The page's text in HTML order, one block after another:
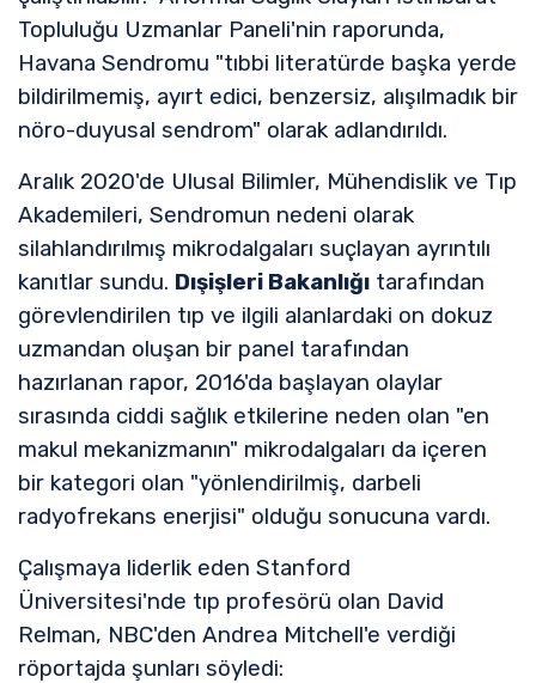
Topluluğu Uzmanlar Paneli'nin raporunda,
Havana Sendromu "tıbbi literatürde başka yerde
bildirilmemiş, ayırt edici, benzersiz, alışılmadık bir
nöro-duyusal sendrom" olarak adlandırıldı.
Aralık 2020'de Ulusal Bilimler, Mühendislik ve Tıp
Akademileri, Sendromun nedeni olarak
silahlandırılmış mikrodalgaları suçlayan ayrıntılı
kanıtlar sundu. Dışişleri Bakanlığı tarafından
görevlendirilen tıp ve ilgili alanlardaki on dokuz
uzmandan oluşan bir panel tarafından
hazırlanan rapor, 2016'da başlayan olaylar
sırasında ciddi sağlık etkilerine neden olan "en
makul mekanizmanın" mikrodalgaları da içeren
bir kategori olan "yönlendirilmiş, darbeli
radyofrekans enerjisi" olduğu sonucuna vardı.
Çalışmaya liderlik eden Stanford
Üniversitesi'nde tıp profesörü olan David
Relman, NBC'den Andrea Mitchell'e verdiği
röportajda şunları söyledi: